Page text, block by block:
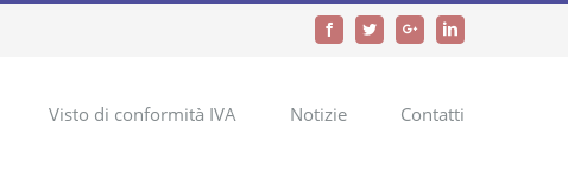
FacebookTwitterGoogle+LinkedIn
Visto di conformità IVA Notizie Contatti